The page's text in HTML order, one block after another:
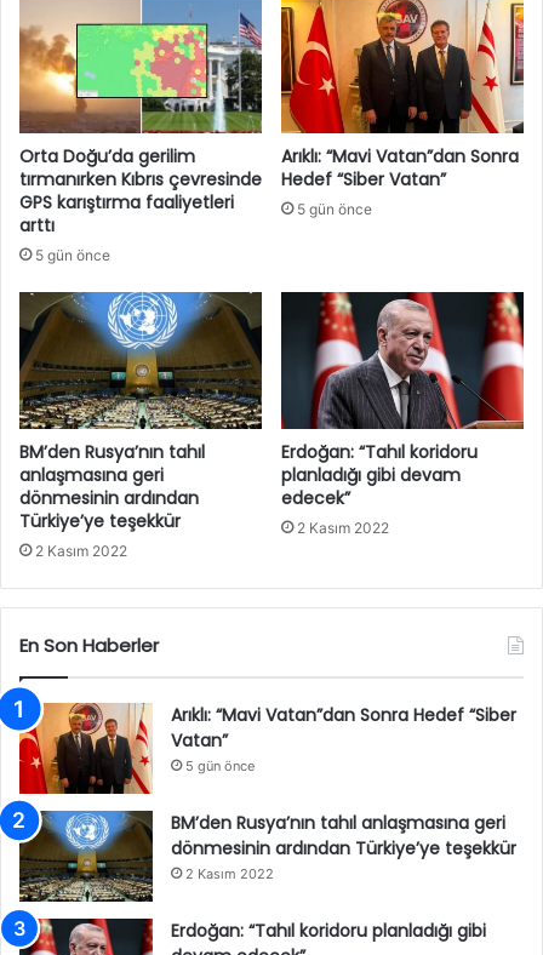
Orta Doğu’da gerilim
tırmanırken Kıbrıs çevresinde
GPS karıştırma faaliyetleri
arttı
5 gün önce
Arıklı: “Mavi Vatan”dan Sonra
Hedef “Siber Vatan”
5 gün önce
BM’den Rusya’nın tahıl
anlaşmasına geri
dönmesinin ardından
Türkiye’ye teşekkür
2 Kasım 2022
Erdoğan: “Tahıl koridoru
planladığı gibi devam
edecek”
2 Kasım 2022
En Son Haberler
Arıklı: “Mavi Vatan”dan Sonra Hedef “Siber
Vatan”
5 gün önce
BM’den Rusya’nın tahıl anlaşmasına geri
dönmesinin ardından Türkiye’ye teşekkür
2 Kasım 2022
Erdoğan: “Tahıl koridoru planladığı gibi